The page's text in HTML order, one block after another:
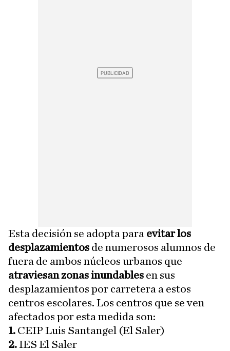
Esta decisión se adopta para evitar los
desplazamientos de numerosos alumnos de
fuera de ambos núcleos urbanos que
atraviesan zonas inundables en sus
desplazamientos por carretera a estos
centros escolares. Los centros que se ven
afectados por esta medida son:
1. CEIP Luis Santangel (El Saler)
2.IES El Saler